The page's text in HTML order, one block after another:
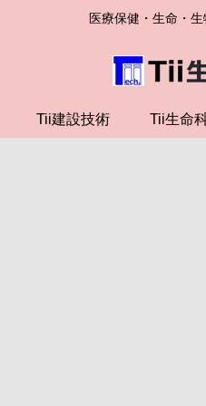
医療保健・生命・生
Tii建設技術 Tii生命